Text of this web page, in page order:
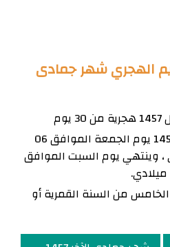
الهجري شهر جمادى
يبدأ شهر جمادى الأول 1457 يوم الجمعة الموافق 06
2035 ميلادي ، وينتهي يوم السبت الموافق
من السنة القمرية أو